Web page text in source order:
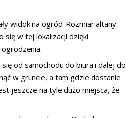
widok na ogród. Rozmiar altany
się w tej lokalizacji dzięki
od samochodu do biura i dalej do
w gruncie, a tam gdzie dostanie
jeszcze na tyle dużo miejsca, że